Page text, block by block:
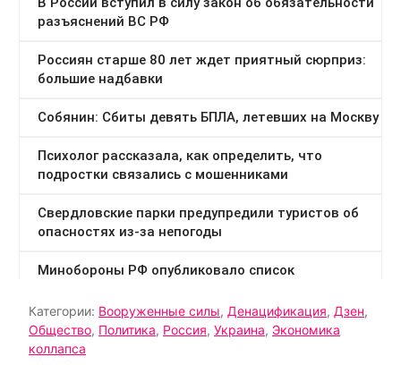
Категории: Вооруженные силы, Денацификация, Дзен,
Общество, Политика, Россия, Украина, Экономика
коллапса